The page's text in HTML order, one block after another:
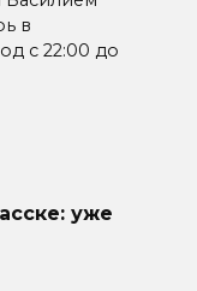
в
с 22:00 до
уже